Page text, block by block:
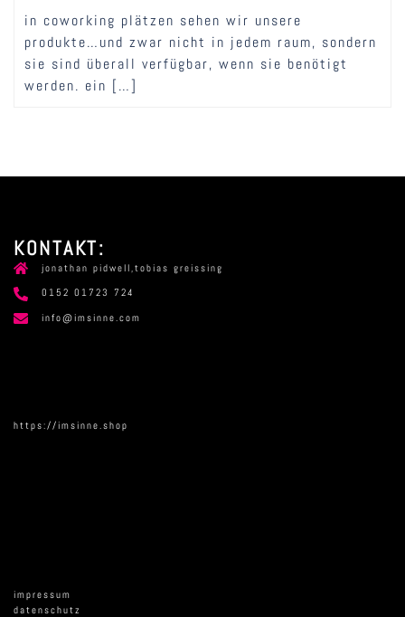
in coworking plätzen sehen wir unsere
produkte…und zwar nicht in jedem raum, sondern
sie sind überall verfügbar, wenn sie benötigt
werden. ein […]
KONTAKT:
jonathan pidwell,tobias greissing
0152 01723 724
info@imsinne.com
https://imsinne.shop
impressum
datenschutz